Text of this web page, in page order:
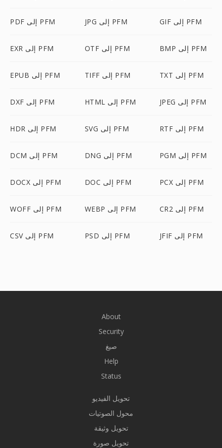
PDF إلى PFM JPG إلى PFM GIF إلى PFM
EXR إلى PFM OTF إلى PFM BMP إلى PFM
EPUB إلى PFM TIFF إلى PFM TXT إلى PFM
DXF إلى PFM HTML إلى PFM JPEG إلى PFM
HDR إلى PFM SVG إلى PFM RTF إلى PFM
DCM إلى PFM DNG إلى PFM PGM إلى PFM
DOCX إلى PFM DOC إلى PFM PCX إلى PFM
WOFF إلى PFM WEBP إلى PFM CR2 إلى PFM
CSV إلى PFM PSD إلى PFM JFIF إلى PFM
About
Security
صيغ
Help
Status
تحويل الفيديو
محول الصوتيات
تحويل وثيقة
تحويل صورة